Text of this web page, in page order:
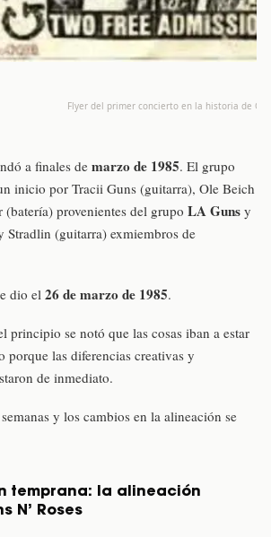
Flyer del primer concierto en la historia de
a finales de marzo de 1985. El grupo
inicio por Tracii Guns (guitarra), Ole Beich
provenientes del grupo LA Guns y
Stradlin (guitarra) exmiembros de
dio el 26 de marzo de 1985.
principio se notó que las cosas iban a estar
porque las diferencias creativas y
de inmediato.
y los cambios en la alineación se
temprana: la alineación
N’ Roses